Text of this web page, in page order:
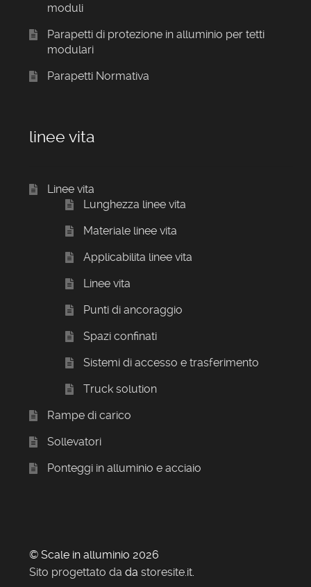
moduli
Parapetti di protezione in alluminio per tetti
modulari
Parapetti Normativa
linee vita
Linee vita
Lunghezza linee vita
Materiale linee vita
Applicabilita linee vita
Linee vita
Punti di ancoraggio
Spazi confinati
Sistemi di accesso e trasferimento
Truck solution
Rampe di carico
Sollevatori
Ponteggi in alluminio e acciaio
© Scale in alluminio 2026
Sito progettato da da storesite.it.